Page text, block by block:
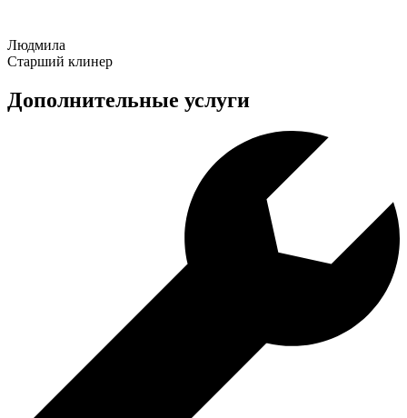
Людмила
Старший клинер
Дополнительные услуги